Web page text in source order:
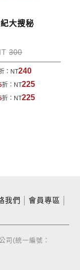
大搜秘
300
： NT240
折： NT225
折： NT225
我們 會員專區
司(統一編號：